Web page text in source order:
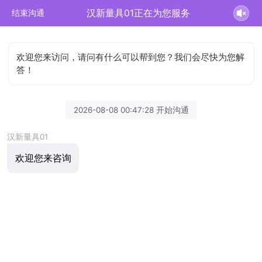
结束沟通 汉新量具01正在为您服务
欢迎您来访问，请问有什么可以帮到您？我们会尽快为您解
答！
2026-08-08 00:47:28 开始沟通
汉新量具01
欢迎您来咨询